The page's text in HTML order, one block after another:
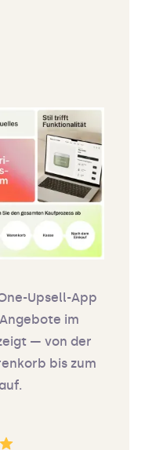
Upsell-App
im
— von der
bis zum